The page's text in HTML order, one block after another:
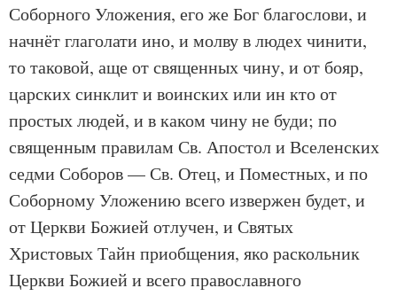
Соборного Уложения, его же Бог благослови, и
начнёт глаголати ино, и молву в людех чинити,
то таковой, аще от священных чину, и от бояр,
царских синклит и воинских или ин кто от
простых людей, и в каком чину не буди; по
священным правилам Св. Апостол и Вселенских
седми Соборов — Св. Отец, и Поместных, и по
Соборному Уложению всего извержен будет, и
от Церкви Божией отлучен, и Святых
Христовых Тайн приобщения, яко раскольник
Церкви Божией и всего православного